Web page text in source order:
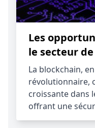
Les
le secteur
La blockchain,
révolutionnaire,
croissante dans
offrant une